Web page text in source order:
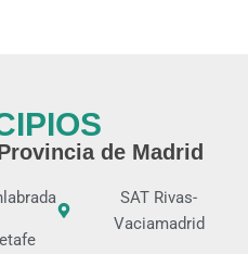
de Madrid
SAT Rivas-
Vaciamadrid